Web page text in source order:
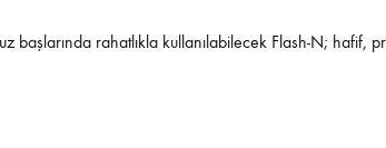
başlarında rahatlıkla kullanılabilecek Flash-N;